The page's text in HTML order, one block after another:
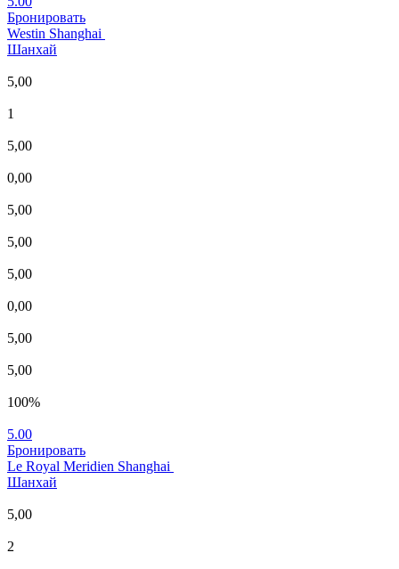
Бронировать
Westin Shanghai
Шанхай
5,00
1
5,00
0,00
5,00
5,00
5,00
0,00
5,00
5,00
100%
5.00
Бронировать
Le Royal Meridien Shanghai
Шанхай
5,00
2